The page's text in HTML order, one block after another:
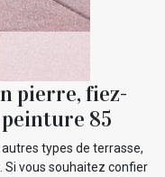
pierre, fiez-
85
types de terrasse,
vous souhaitez confier